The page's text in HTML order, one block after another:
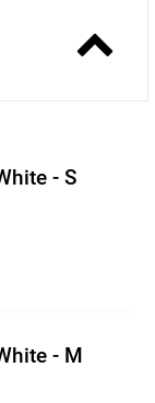
- S
- M